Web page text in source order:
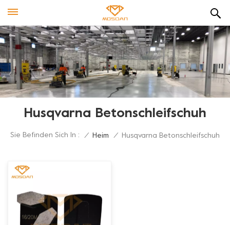
Husqvarna Betonschleifschuh
Sie Befinden Sich In : / Heim / Husqvarna Betonschleifschuh